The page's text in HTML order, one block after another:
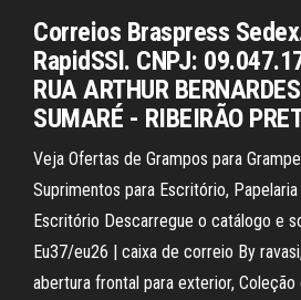
Correios Braspress
RapidSSl. CNPJ:
RUA ARTHUR
SUMARÉ - RIBEIRÃO
Veja Ofertas de Grampos para
Suprimentos para Escritório,
Escritório Descarregue o catálogo e
Eu37/eu26 | caixa de correio By
abertura frontal para exterior,